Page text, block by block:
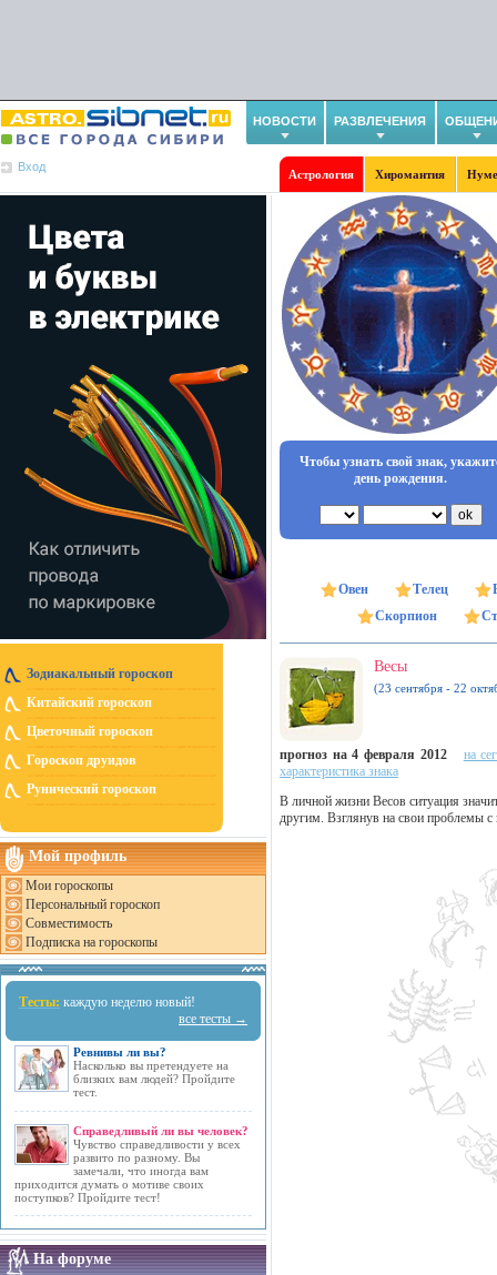
НОВОСТИ РАЗВЛЕЧЕНИЯ
Вход
Астрология Хиромантия
Зодиакальный гороскоп
Китайский гороскоп
Цветочный гороскоп
Гороскоп друидов
Рунический гороскоп
Мой профиль
Мои гороскопы
Персональный гороскоп
Совместимость
Подписка на гороскопы
Тесты: каждую неделю новый!
все тесты →
Ревнивы ли вы?
Насколько вы претендуете на
близких вам людей? Пройдите
тест.
Справедливый ли вы человек?
Чувство справедливости у всех
развито по разному. Вы
замечали, что иногда вам
приходится думать о мотиве своих
поступков? Пройдите тест!
На форуме
Чтобы узнать свой знак,
день рождения.
Овен Телец
Скорпион
Весы
(23 сентября - 22
прогноз на 4 февраля 2012
на
характеристика знака
В личной жизни Весов ситуация
другим. Взглянув на свои проблемы